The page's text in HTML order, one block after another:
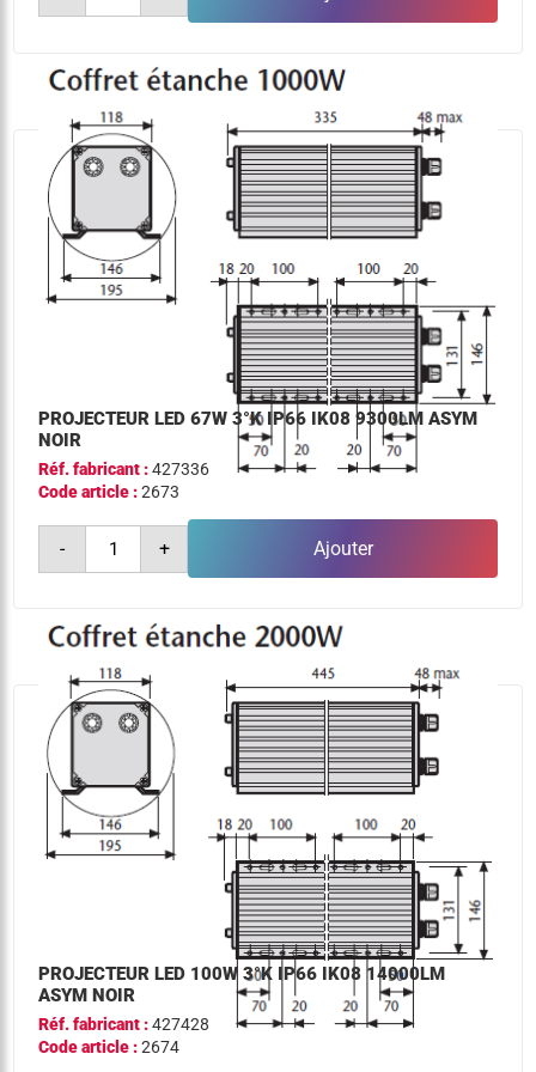
projecteur
3°k
ip66
ik08
6500lm
asym
noir
PROJECTEUR LED 67W 3°K IP66 IK08 9300LM ASYM
NOIR
Réf. fabricant :427336
Code article :2673
-
quantité
projecteur
3°k
ip66
ik08
9300lm
asym
noir
+ Ajouter
PROJECTEUR LED 100W 3°K IP66 IK08 14000LM
ASYM NOIR
Réf. fabricant :427428
Code article :2674